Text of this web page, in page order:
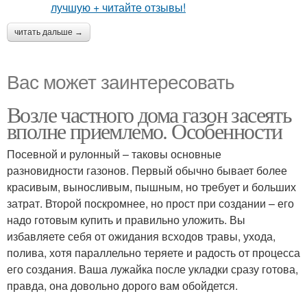
читать дальше →
Вас может заинтересовать
Возле частного дома газон засеять
вполне приемлемо. Особенности
Посевной и рулонный – таковы основные
разновидности газонов. Первый обычно бывает более
красивым, выносливым, пышным, но требует и больших
затрат. Второй поскромнее, но прост при создании – его
надо готовым купить и правильно уложить. Вы
избавляете себя от ожидания всходов травы, ухода,
полива, хотя параллельно теряете и радость от процесса
его создания. Ваша лужайка после укладки сразу готова,
правда, она довольно дорого вам обойдется.